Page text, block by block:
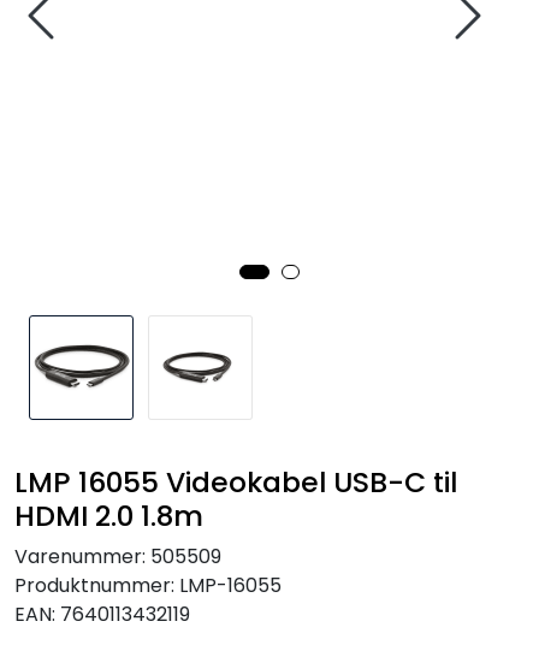
LMP 16055 Videokabel USB-C til
HDMI 2.0 1.8m
Varenummer: 505509
Produktnummer: LMP-16055
EAN: 7640113432119
BRUKT